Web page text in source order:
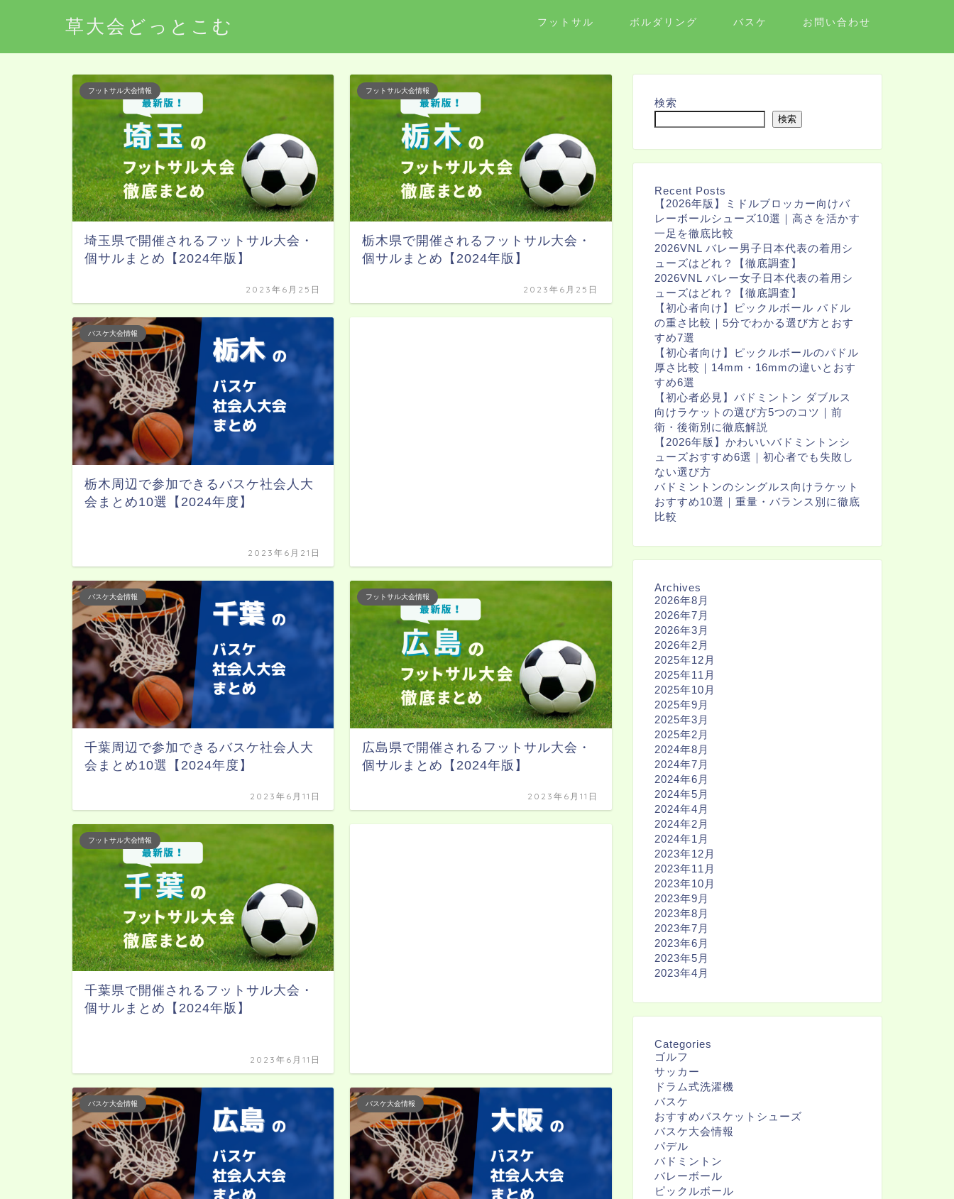
草大会どっとこむ フットサル ボルダリング バスケ お問い合わせ
フットサル大会情報
埼玉県で開催されるフットサル大会・
個サルまとめ【2024年版】
2023年6月25日
フットサル大会情報
栃木県で開催されるフットサル大会・
個サルまとめ【2024年版】
2023年6月25日
バスケ大会情報
栃木周辺で参加できるバスケ社会人大
会まとめ10選【2024年度】
2023年6月21日
バスケ大会情報
千葉周辺で参加できるバスケ社会人大
会まとめ10選【2024年度】
2023年6月11日
フットサル大会情報
広島県で開催されるフットサル大会・
個サルまとめ【2024年版】
2023年6月11日
フットサル大会情報
千葉県で開催されるフットサル大会・
個サルまとめ【2024年版】
2023年6月11日
バスケ大会情報 バスケ大会情報
検索
検索
Recent Posts
【2026年版】ミドルブロッカー向けバ
レーボールシューズ10選｜高さを活かす
一足を徹底比較
2026VNL バレー男子日本代表の着用シ
ューズはどれ？【徹底調査】
2026VNL バレー女子日本代表の着用シ
ューズはどれ？【徹底調査】
【初心者向け】ピックルボール パドル
の重さ比較｜5分でわかる選び方とおす
すめ7選
【初心者向け】ピックルボールのパドル
厚さ比較｜14mm・16mmの違いとおす
すめ6選
【初心者必見】バドミントン ダブルス
向けラケットの選び方5つのコツ｜前
衛・後衛別に徹底解説
【2026年版】かわいいバドミントンシ
ューズおすすめ6選｜初心者でも失敗し
ない選び方
バドミントンのシングルス向けラケット
おすすめ10選｜重量・バランス別に徹底
比較
Archives
2026年8月
2026年7月
2026年3月
2026年2月
2025年12月
2025年11月
2025年10月
2025年9月
2025年3月
2025年2月
2024年8月
2024年7月
2024年6月
2024年5月
2024年4月
2024年2月
2024年1月
2023年12月
2023年11月
2023年10月
2023年9月
2023年8月
2023年7月
2023年6月
2023年5月
2023年4月
Categories
ゴルフ
サッカー
ドラム式洗濯機
バスケ
おすすめバスケットシューズ
バスケ大会情報
パデル
バドミントン
バレーボール
ピックルボール